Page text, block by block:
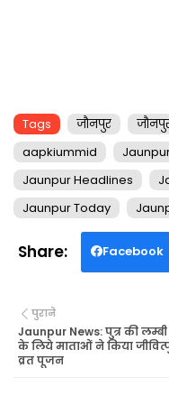
Tags जौनपुर
aapkiummid
Jaunpur Headlines
Jaunpur Today
Facebook
पुराने
Jaunpur News: पुत्र की
के लिये माताओं ने किया
व्रत पूजन